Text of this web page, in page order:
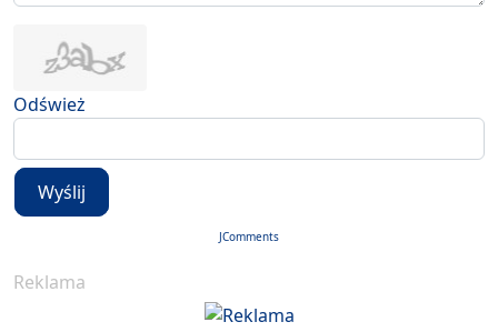
Odśwież
Wyślij
JComments
Reklama